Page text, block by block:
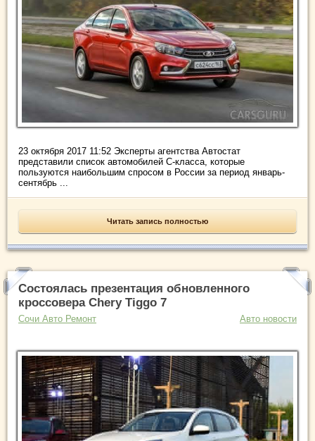
23 октября 2017 11:52 Эксперты агентства Автостат
представили список автомобилей С-класса, которые
пользуются наибольшим спросом в России за период январь-
сентябрь ...
Читать запись полностью
Состоялась презентация обновленного
кроссовера Chery Tiggo 7
Сочи Авто Ремонт Авто новости